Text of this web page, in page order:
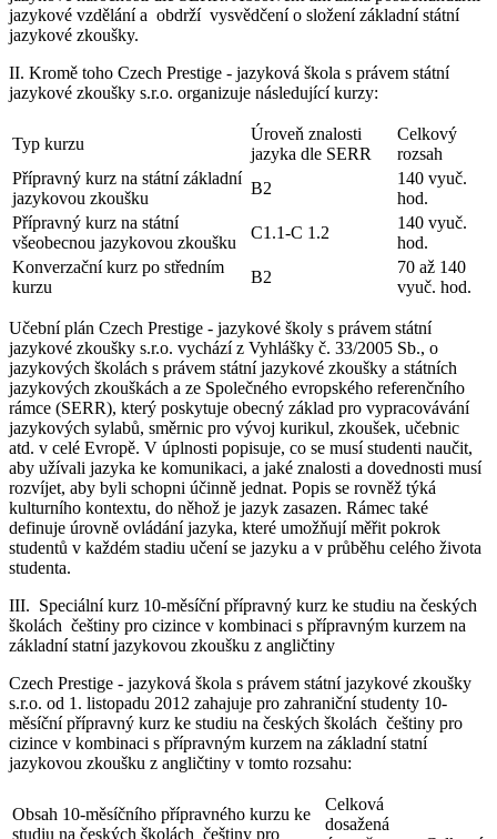
jazykové vzdělánía obdrží vysvědčení o složení základní státní
jazykové zkoušky.
II. Kromě toho Czech Prestige - jazyková škola s právem státní
jazykové zkoušky s.r.o. organizuje následující kurzy:
Typ kurzu
Úroveň znalosti
jazyka dle SERR
Celkový
rozsah
Přípravný kurz na státní základní
jazykovou zkoušku
B2
140 vyuč.
hod.
Přípravný kurz na státní
všeobecnou jazykovou zkoušku
C1.1-C 1.2
140 vyuč.
hod.
Konverzační kurz po středním
kurzu
B2
70 až 140
vyuč. hod.
Učební plán Czech Prestige - jazykové školy s právem státní
jazykové zkoušky s.r.o. vychází z Vyhlášky č. 33/2005 Sb., o
jazykových školách s právem státní jazykové zkoušky a státních
jazykových zkouškách a ze Společného evropského referenčního
rámce (SERR), který poskytuje obecný základ pro vypracovávání
jazykových sylabů, směrnic pro vývoj kurikul, zkoušek, učebnic
atd. v celé Evropě. V úplnosti popisuje, co se musí studenti naučit,
aby užívali jazyka ke komunikaci, a jaké znalosti a dovednosti musí
rozvíjet, aby byli schopni účinně jednat. Popis se rovněž týká
kulturního kontextu, do něhož je jazyk zasazen. Rámec také
definuje úrovně ovládání jazyka, které umožňují měřit pokrok
studentů v každém stadiu učení se jazyku a v průběhu celého života
studenta.
III. Speciální kurz 10-měsíční přípravný kurz ke studiu na českých
školách češtiny pro cizince v kombinaci s přípravným kurzem na
základní statní jazykovou zkoušku z angličtiny
Czech Prestige - jazyková škola s právem státní jazykové zkoušky
s.r.o. od 1. listopadu 2012 zahajuje pro zahraniční studenty 10-
měsíční přípravný kurz ke studiu na českých školách češtiny pro
cizince v kombinaci s přípravným kurzem na základní statní
jazykovou zkoušku z angličtiny v tomto rozsahu:
Obsah 10-měsíčního přípravného kurzu ke
studiu na českých školách češtiny pro
Celková
dosažená